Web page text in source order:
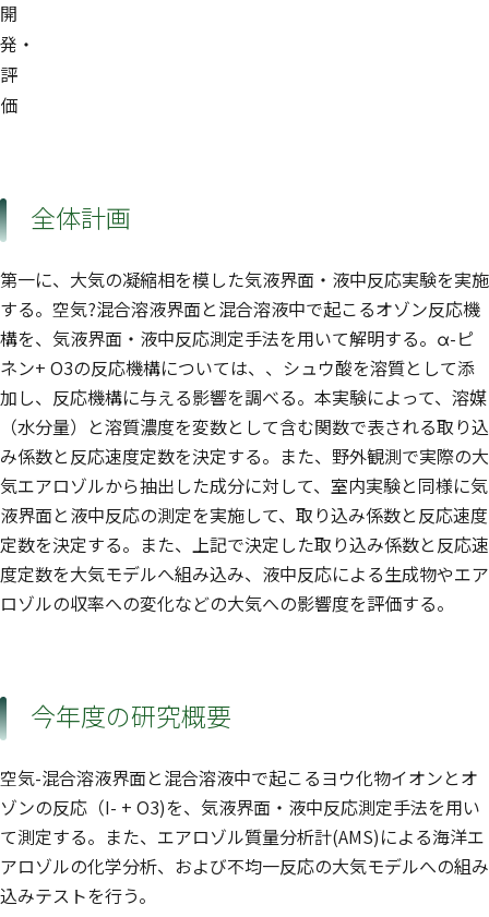
開
発・
評
価
全体計画
第一に、大気の凝縮相を模した気液界面・液中反応実験を実施
する。空気?混合溶液界面と混合溶液中で起こるオゾン反応機
構を、気液界面・液中反応測定手法を用いて解明する。α-ピ
ネン+ O3の反応機構については、、シュウ酸を溶質として添
加し、反応機構に与える影響を調べる。本実験によって、溶媒
（水分量）と溶質濃度を変数として含む関数で表される取り込
み係数と反応速度定数を決定する。また、野外観測で実際の大
気エアロゾルから抽出した成分に対して、室内実験と同様に気
液界面と液中反応の測定を実施して、取り込み係数と反応速度
定数を決定する。また、上記で決定した取り込み係数と反応速
度定数を大気モデルへ組み込み、液中反応による生成物やエア
ロゾルの収率への変化などの大気への影響度を評価する。
今年度の研究概要
空気-混合溶液界面と混合溶液中で起こるヨウ化物イオンとオ
ゾンの反応（I- + O3)を、気液界面・液中反応測定手法を用い
て測定する。また、エアロゾル質量分析計(AMS)による海洋エ
アロゾルの化学分析、および不均一反応の大気モデルへの組み
込みテストを行う。